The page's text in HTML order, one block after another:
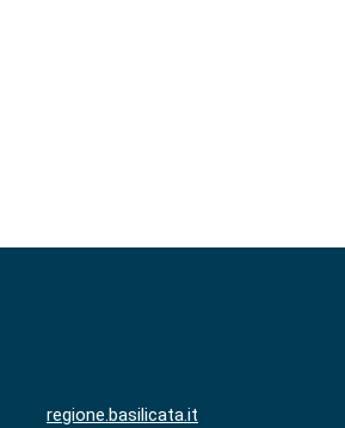
regione.basilicata.it